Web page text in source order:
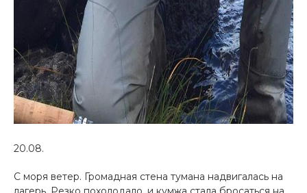
20.08.
С моря ветер. Громадная стена тумана надвигалась на